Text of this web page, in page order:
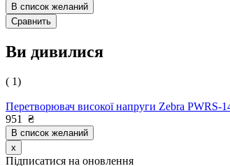
В список желаний
Сравнить
Ви дивилися
( 1)
Перетворювач високої напруги Zebra PWRS-
951
₴
В список желаний
x
Підписатися на оновлення